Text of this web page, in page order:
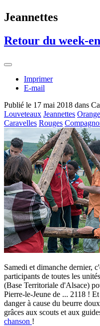
Jeannettes
Retour du week-
Imprimer
E-mail
Publié le 17 mai 2018 dans
Louveteaux Jeannettes
Caravelles Rouges
Samedi et dimanche dernier,
participants de toutes les
(Base Territoriale d'Alsace)
Pierre-le-Jeune de ... 2118 !
danger à cause du beurre
grâces aux scouts et aux
chanson !